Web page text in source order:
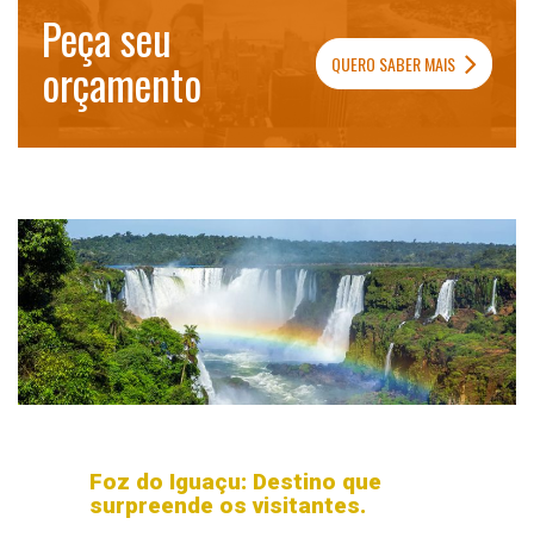
Peça seu
orçamento QUERO SABER MAIS
Foz do Iguaçu: Destino que
surpreende os visitantes.